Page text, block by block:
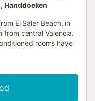
Handdoeken
El Saler Beach, in
from central Valencia.
rooms have